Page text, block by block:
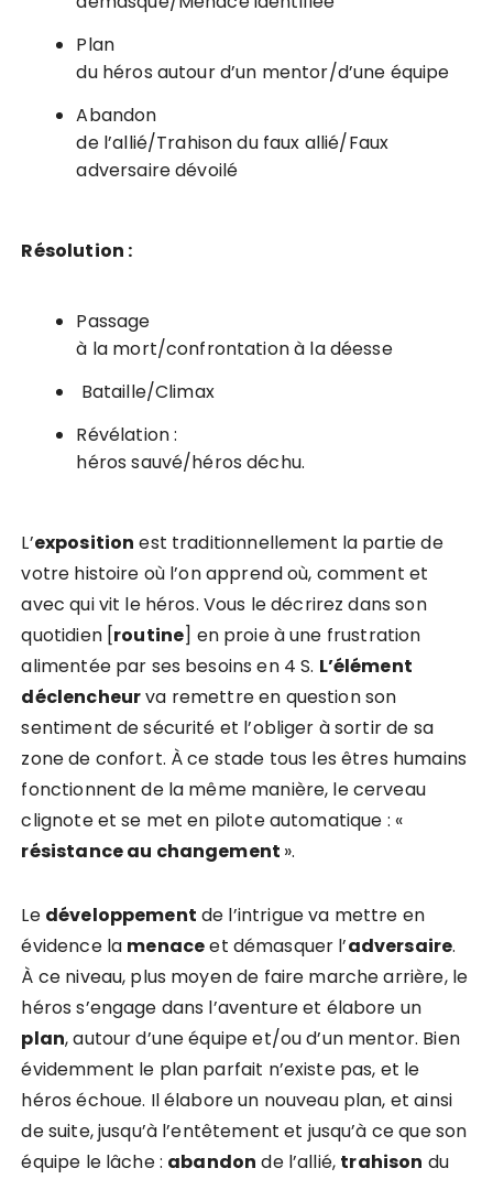
Plan
du héros autour d’un mentor/d’une équipe
Abandon
de l’allié/Trahison du faux allié/Faux
adversaire dévoilé
Résolution :
Passage
à la mort/confrontation à la déesse
Bataille/Climax
Révélation :
héros sauvé/héros déchu.
L’exposition est traditionnellement la partie de
votre histoire où l’on apprend où, comment et
avec qui vit le héros. Vous le décrirez dans son
quotidien [routine] en proie à une frustration
alimentée par ses besoins en 4 S. L’élément
déclencheurva remettre en question son
sentiment de sécurité et l’obliger à sortir de sa
zone de confort. À ce stade tous les êtres humains
fonctionnent de la même manière, le cerveau
clignote et se met en pilote automatique : «
résistance au changement ».
Le développement de l’intrigue va mettre en
évidence la menaceet démasquer l’adversaire.
À ce niveau, plus moyen de faire marche arrière, le
héros s’engage dans l’aventure et élabore un
plan, autour d’une équipe et/ou d’un mentor. Bien
évidemment le plan parfait n’existe pas, et le
héros échoue. Il élabore un nouveau plan, et ainsi
de suite, jusqu’à l’entêtement et jusqu’à ce que son
équipe le lâche : abandon de l’allié, trahison du